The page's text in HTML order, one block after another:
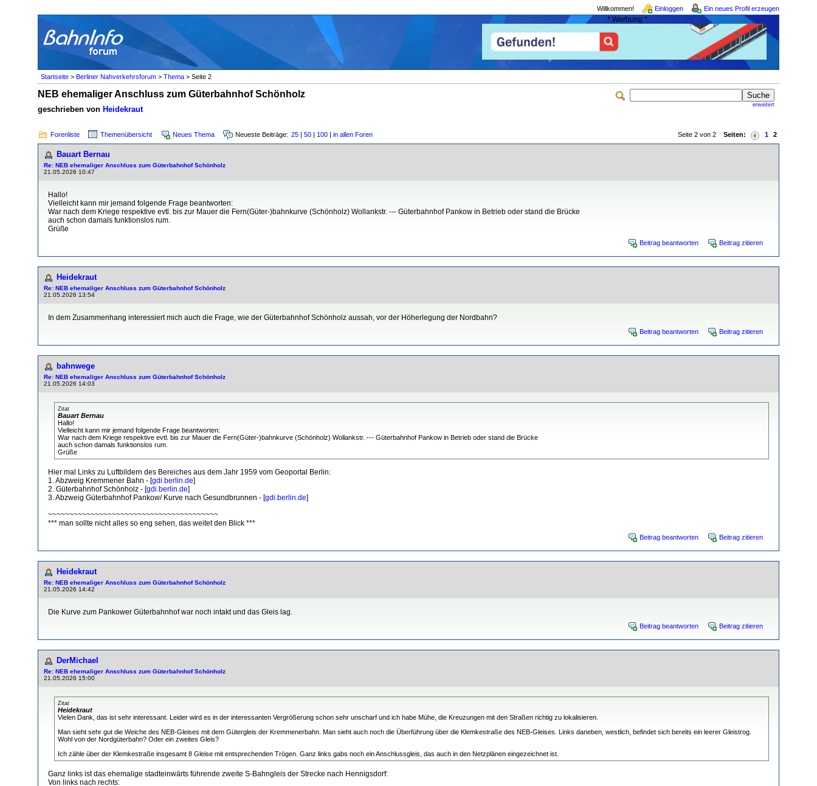
Willkommen! Einloggen Ein neues Profil erzeugen
* Werbung *
Startseite > Berliner Nahverkehrsforum > Thema > Seite 2
erweitert
NEB ehemaliger Anschluss zum Güterbahnhof Schönholz
geschrieben von Heidekraut
Forenliste Themenübersicht Neues Thema Neueste Beiträge: 25 | 50 | 100 | in allen Foren Seite 2 von 2 Seiten: 1 2
Bauart Bernau
Re: NEB ehemaliger Anschluss zum Güterbahnhof Schönholz
21.05.2026 10:47
Hallo!
Vielleicht kann mir jemand folgende Frage beantworten:
War nach dem Kriege respektive evtl. bis zur Mauer die Fern(Güter-)bahnkurve (Schönholz) Wollankstr. --- Güterbahnhof Pankow in Betrieb oder stand die Brücke
auch schon damals funktionslos rum.
Grüße
Beitrag beantworten Beitrag zitieren
Heidekraut
Re: NEB ehemaliger Anschluss zum Güterbahnhof Schönholz
21.05.2026 13:54
In dem Zusammenhang interessiert mich auch die Frage, wie der Güterbahnhof Schönholz aussah, vor der Höherlegung der Nordbahn?
Beitrag beantworten Beitrag zitieren
bahnwege
Re: NEB ehemaliger Anschluss zum Güterbahnhof Schönholz
21.05.2026 14:03
Zitat
Bauart Bernau
Hallo!
Vielleicht kann mir jemand folgende Frage beantworten:
War nach dem Kriege respektive evtl. bis zur Mauer die Fern(Güter-)bahnkurve (Schönholz) Wollankstr. --- Güterbahnhof Pankow in Betrieb oder stand die Brücke
auch schon damals funktionslos rum.
Grüße
Hier mal Links zu Luftbildern des Bereiches aus dem Jahr 1959 vom Geoportal Berlin:
1. Abzweig Kremmener Bahn - [gdi.berlin.de]
2. Güterbahnhof Schönholz - [gdi.berlin.de]
3. Abzweig Güterbahnhof Pankow/ Kurve nach Gesundbrunnen - [gdi.berlin.de]
~~~~~~~~~~~~~~~~~~~~~~~~~~~~~~~~~~~~~~~~
*** man sollte nicht alles so eng sehen, das weitet den Blick ***
Beitrag beantworten Beitrag zitieren
Heidekraut
Re: NEB ehemaliger Anschluss zum Güterbahnhof Schönholz
21.05.2026 14:42
Die Kurve zum Pankower Güterbahnhof war noch intakt und das Gleis lag.
Beitrag beantworten Beitrag zitieren
DerMichael
Re: NEB ehemaliger Anschluss zum Güterbahnhof Schönholz
21.05.2026 15:00
Zitat
Heidekraut
Vielen Dank, das ist sehr interessant. Leider wird es in der interessanten Vergrößerung schon sehr unscharf und ich habe Mühe, die Kreuzungen mit den Straßen richtig zu lokalisieren.
Man sieht sehr gut die Weiche des NEB-Gleises mit dem Gütergleis der Kremmenerbahn. Man sieht auch noch die Überführung über die Klemkestraße des NEB-Gleises. Links daneben, westlich, befindet sich bereits ein leerer Gleistrog.
Wohl von der Nordgüterbahn? Oder ein zweites Gleis?
Ich zähle über der Klemkestraße insgesamt 8 Gleise mit entsprechenden Trögen. Ganz links gabs noch ein Anschlussgleis, das auch in den Netzplänen eingezeichnet ist.
Ganz links ist das ehemalige stadteinwärts führende zweite S-Bahngleis der Strecke nach Hennigsdorf:
Von links nach rechts: